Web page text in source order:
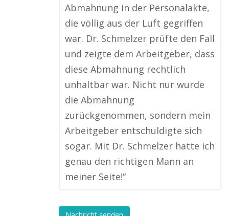
Abmahnung in der Personalakte,
die völlig aus der Luft gegriffen
war. Dr. Schmelzer prüfte den Fall
und zeigte dem Arbeitgeber, dass
diese Abmahnung rechtlich
unhaltbar war. Nicht nur wurde
die Abmahnung
zurückgenommen, sondern mein
Arbeitgeber entschuldigte sich
sogar. Mit Dr. Schmelzer hatte ich
genau den richtigen Mann an
meiner Seite!“